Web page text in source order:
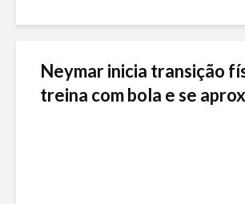
Neymar inicia transição
treina com bola e se